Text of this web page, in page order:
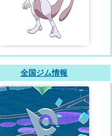
全国ジム情報